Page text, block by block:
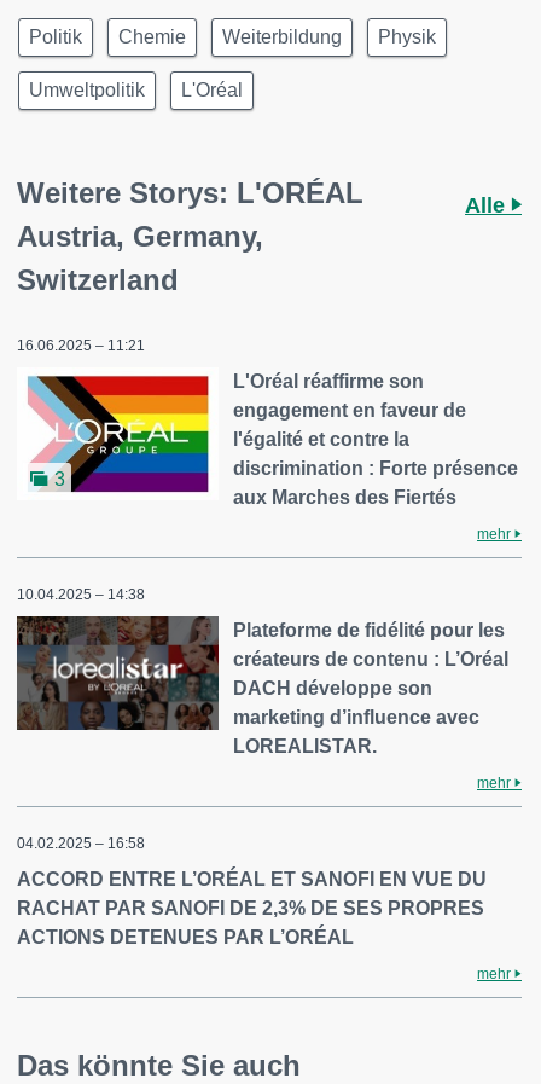
Politik Chemie Weiterbildung Physik
Umweltpolitik L'Oréal
Weitere Storys: L'ORÉAL
Austria, Germany,
Switzerland
Alle
16.06.2025 – 11:21
3
L'Oréal réaffirme son
engagement en faveur de
l'égalité et contre la
discrimination : Forte présence
aux Marches des Fiertés
mehr
10.04.2025 – 14:38
Plateforme de fidélité pour les
créateurs de contenu : L’Oréal
DACH développe son
marketing d’influence avec
LOREALISTAR.
mehr
04.02.2025 – 16:58
ACCORD ENTRE L’ORÉAL ET SANOFI EN VUE DU
RACHAT PAR SANOFI DE 2,3% DE SES PROPRES
ACTIONS DETENUES PAR L’ORÉAL
mehr
Das könnte Sie auch